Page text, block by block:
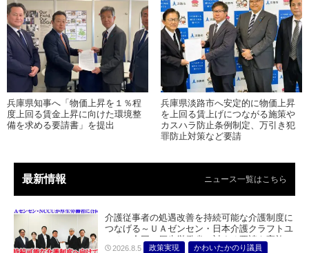
兵庫県知事へ「物価上昇を１％程
度上回る賃金上昇に向けた環境整
備を求める要請書」を提出
兵庫県淡路市へ安定的に物価上昇
を上回る賃上げにつながる施策や
カスハラ防止条例制定、万引き犯
罪防止対策など要請
最新情報 ニュース一覧はこちら
介護従事者の処遇改善を持続可能な介護制度に
つなげる～ＵＡゼンセン・日本介護クラフトユ
ニオン合同で厚生労働省に対する要請を実施～
2026.8.5 政策実現
かわいたかのり議員